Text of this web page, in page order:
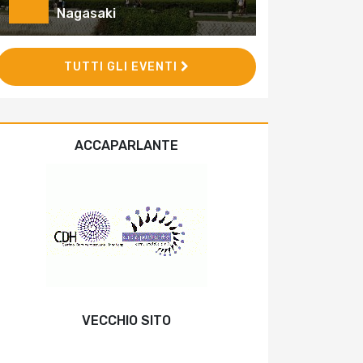
Nagasaki
TUTTI GLI EVENTI
ACCAPARLANTE
VECCHIO SITO